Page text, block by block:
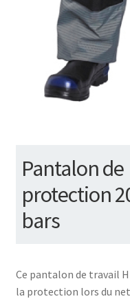
Pantalon de
protection
bars
Ce pantalon de travail
la protection lors du